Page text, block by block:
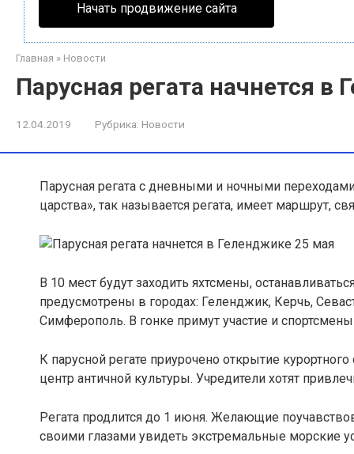
Начать продвижение сайта
Главная » Новости
Парусная регата начнется в
12.04.2019 Рубрика: Новости
Парусная регата с дневными и ночными
царства», так называется регата, имеет маршрут,
В 10 мест будут заходить яхтсмены,
предусмотрены в городах: Геленджик, Керчь,
Симферополь. В гонке примут участие и
К парусной регате приурочено открытие
центр античной культуры. Учредители хотят
Регата продлится до 1 июня. Желающие
своими глазами увидеть экстремальные морские